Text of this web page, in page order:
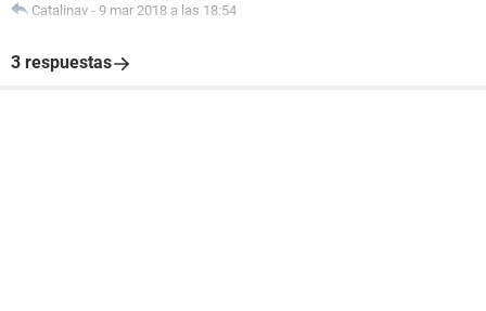
Catalinav - 9 mar 2018 a las 18:54
3 respuestas